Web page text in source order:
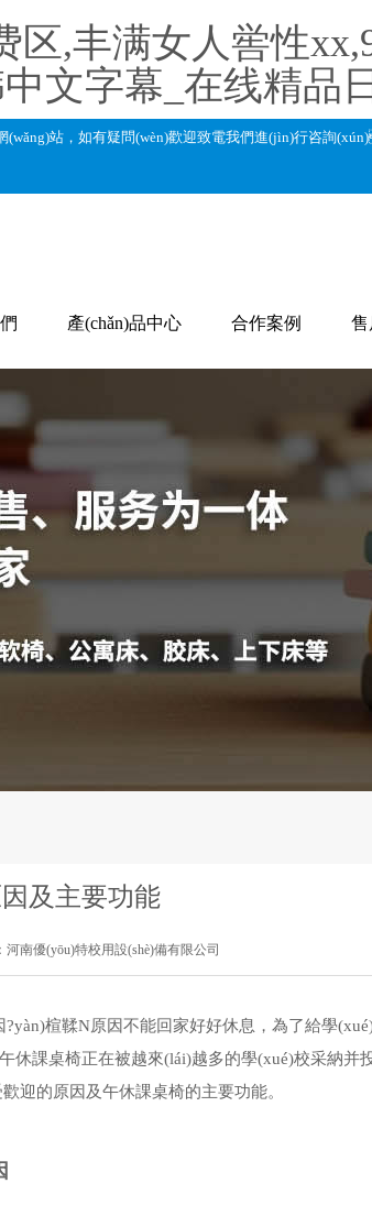
区,丰满女人喾性
文字幕_在线精品
(wǎng)站，如有疑問(wèn)歡迎致電我們進(jìn)行咨詢
產(chǎn)品中心 合作案例 售
及主要功能
河南優(yōu)特校用設(shè)備有限公司
楦鞣N原因不能回家好好休息，為了給學
休課桌椅正在被越來(lái)越多的學(xué)校采納并投
的原因及午休課桌椅的主要功能。